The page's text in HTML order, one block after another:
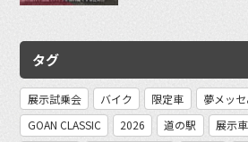
タグ
展示試乗会 バイク 限定車 夢メッ
GOAN CLASSIC
2026 道の駅 展示車